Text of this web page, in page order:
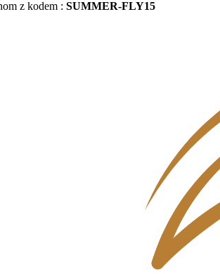
z kodem : SUMMER-FLY15